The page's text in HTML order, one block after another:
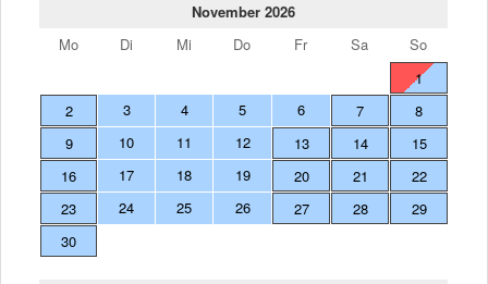
November 2026
Mo
Di Mi Do Fr Sa
So
1
2
3 4 5 6 7
8
9
10 11 12 13 14
15
16
17 18 19 20 21
22
23
24 25 26 27 28
29
30